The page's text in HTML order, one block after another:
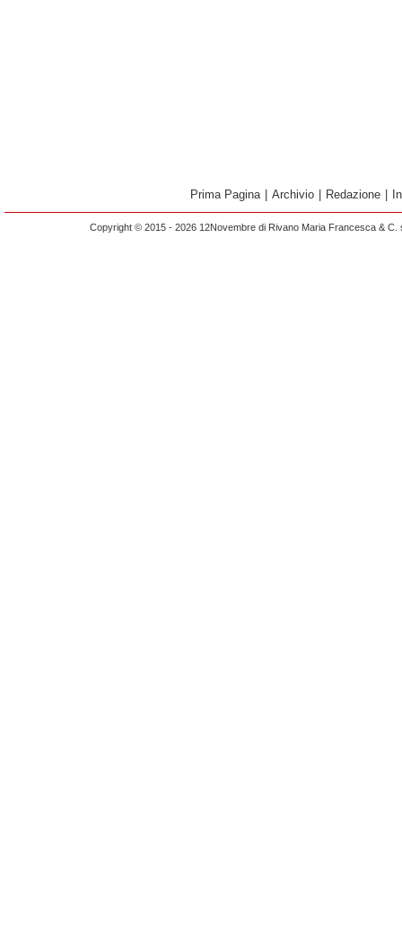
Prima Pagina Archivio Redazione
Copyright © 2015 - 2026 12Novembre di Rivano Maria Francesca &